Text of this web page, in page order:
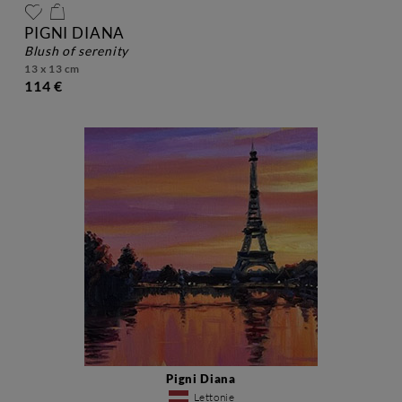
PIGNI DIANA
blush of serenity
13 x 13 cm
114 €
Pigni Diana
Lettonie